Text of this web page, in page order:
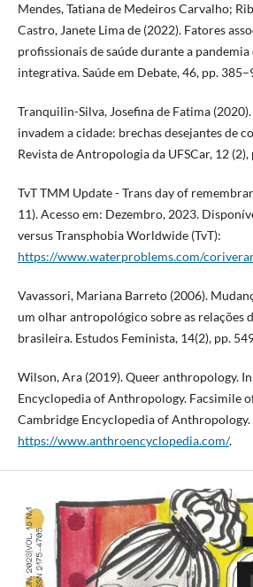
Mendes, Tatiana de Medeiros Carvalho;
Castro, Janete Lima de (2022). Fatores
profissionais de saúde durante a
integrativa. Saúde em Debate, 46, pp.
Tranquilin-Silva, Josefina de Fatima
invadem a cidade: brechas desejantes de
Revista de Antropologia da UFSCar, 12
TvT TMM Update - Trans day of
11). Acesso em: Dezembro, 2023.
versus Transphobia Worldwide (TvT):
https://www.waterproblems.com/
Vavassori, Mariana Barreto (2006).
um olhar antropológico sobre as relações
brasileira. Estudos Feminista, 14(2), pp.
Wilson, Ara (2019). Queer anthropology. In
Encyclopedia of Anthropology. Facsimile
Cambridge Encyclopedia of
https://www.anthroencyclopedia.com/.